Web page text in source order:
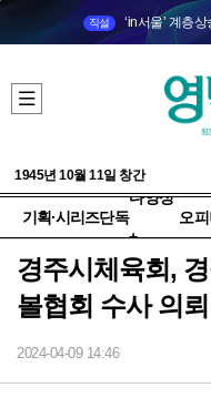
직설 ‘in서울’ 계층
1945년 10월 11일 창간
기획·시리즈단독
다양성
+
오
경주시체육회,
볼협회 수사 의뢰
2024-04-09 14:46